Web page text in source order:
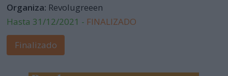
Organiza: Revolugreeen
Hasta 31/12/2021 - FINALIZADO
Finalizado